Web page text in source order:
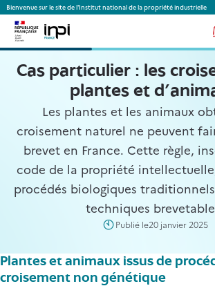
Bienvenue sur le site de l'Institut national de la propriété industrielle
Cas particulier : les
plantes et
Les plantes et les animaux
croisement naturel ne peuvent
brevet en France. Cette règle,
code de la propriété
procédés biologiques
techniques
Publié le20 janvier 2025
Plantes et animaux issus de
croisement non génétique
Panneau de gestion des cookies